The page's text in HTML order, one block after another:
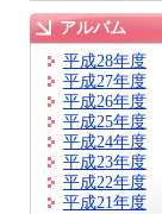
アルバム
平成28年度
平成27年度
平成26年度
平成25年度
平成24年度
平成23年度
平成22年度
平成21年度